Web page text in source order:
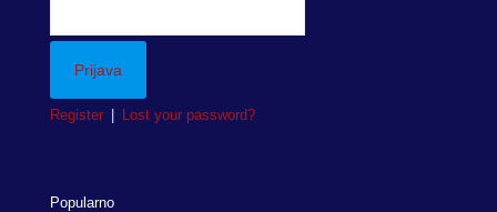
Register | Lost your password?
Popularno